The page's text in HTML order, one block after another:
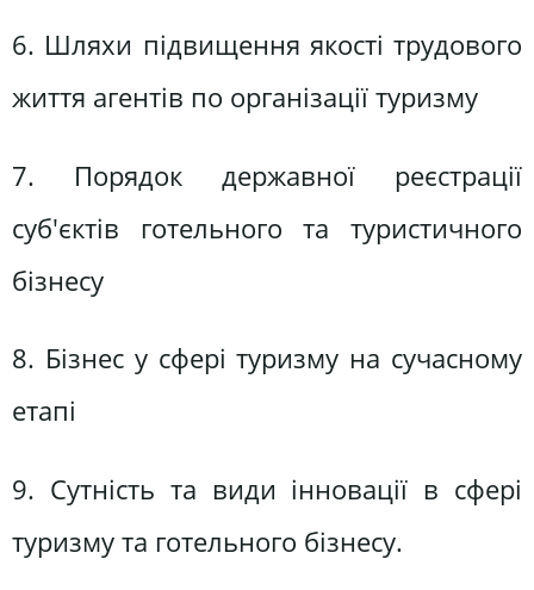
6. Шляхи підвищення якості трудового
життя агентів по організації туризму
7. Порядок державної реєстрації
суб'єктів готельного та туристичного
бізнесу
8. Бізнес у сфері туризму на сучасному
етапі
9. Сутність та види інновації в сфері
туризму та готельного бізнесу.